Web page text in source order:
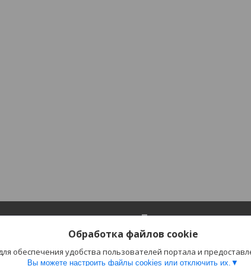
Полезное
Каталог
Отзывы
Обработка файлов cookie
обеспечения удобства пользователей портала и
Вы можете настроить файлы cookies или отключить их.